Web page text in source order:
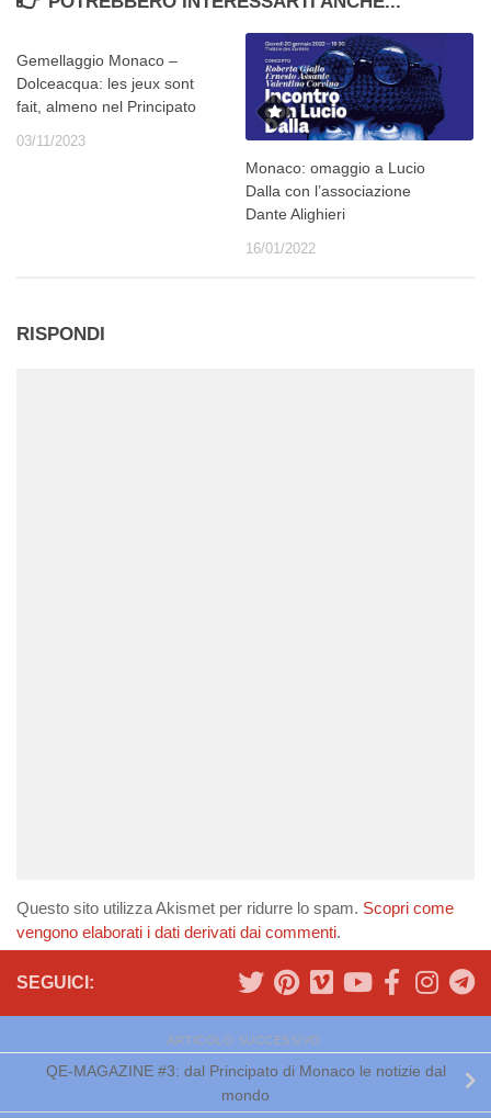
Gemellaggio Monaco –
Dolceacqua: les jeux sont
fait, almeno nel Principato
03/11/2023
Monaco: omaggio a Lucio
Dalla con l’associazione
Dante Alighieri
16/01/2022
RISPONDI
Questo sito utilizza Akismet per ridurre lo spam. Scopri come
vengono elaborati i dati derivati dai commenti.
SEGUICI:
ARTICOLO SUCCESSIVO
QE-MAGAZINE #3: dal Principato di Monaco le notizie dal
mondo